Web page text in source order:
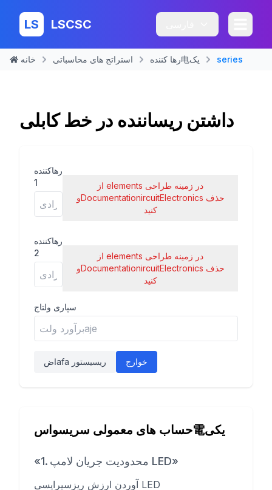
LS LSCSC
خانه استراتج های محاسباتی رها کننده电يک series
داشتن ریساننده در خط کابلی
رهاکننده
1
از elements در زمینه طراحی
وDocumentationircuitElectronics حذف
کنید
رهاکننده
2
از elements در زمینه طراحی
وDocumentationircuitElectronics حذف
کنید
سپاری ولتاج
اضafa ريسيستور خوارج
حساب های معمولی سریسواس電یکی
«1. محدودیت جریان لامپ LED»
آوردن ارزش ریزسپرایسی LED